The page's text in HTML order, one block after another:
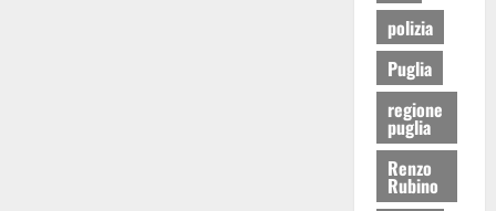
polizia
Puglia
regione
puglia
Renzo
Rubino